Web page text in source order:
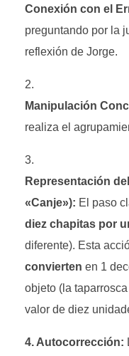
Conexión con el
preguntando por la
reflexión de Jorge.
Manipulación
realiza el
Representación
«Canje»): El paso
diez chapitas por
diferente). Esta
convierten en 1
objeto (la taparrosca
valor de diez
4. Autocorrección: